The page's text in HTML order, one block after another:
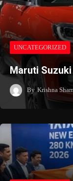
UNCATEGORIZED
Maruti
By Krishna